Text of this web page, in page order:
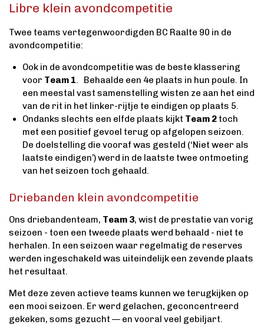
Libre klein avondcompetitie
Twee teams vertegenwoordigden BC Raalte 90 in de
avondcompetitie:​
Ook in de avondcompetitie was de beste klassering
voor Team 1. Behaalde een 4e plaats in hun poule. In
een meestal vast samenstelling wisten ze aan het eind
van de rit in het linker-rijtje te eindigen op plaats 5.
Ondanks slechts een elfde plaats kijkt Team 2 toch
met een positief gevoel terug op afgelopen seizoen.
De doelstelling die vooraf was gesteld (‘Niet weer als
laatste eindigen’) werd in de laatste twee ontmoeting
van het seizoen toch gehaald.
Driebanden klein avondcompetitie
Ons driebandenteam, Team 3, wist de prestatie van vorig
seizoen - toen een tweede plaats werd behaald - niet te
herhalen. In een seizoen waar regelmatig de reserves
werden ingeschakeld was uiteindelijk een zevende plaats
het resultaat.
Met deze zeven actieve teams kunnen we terugkijken op
een mooi seizoen. Er werd gelachen, geconcentreerd
gekeken, soms gezucht — en vooral veel gebiljart.